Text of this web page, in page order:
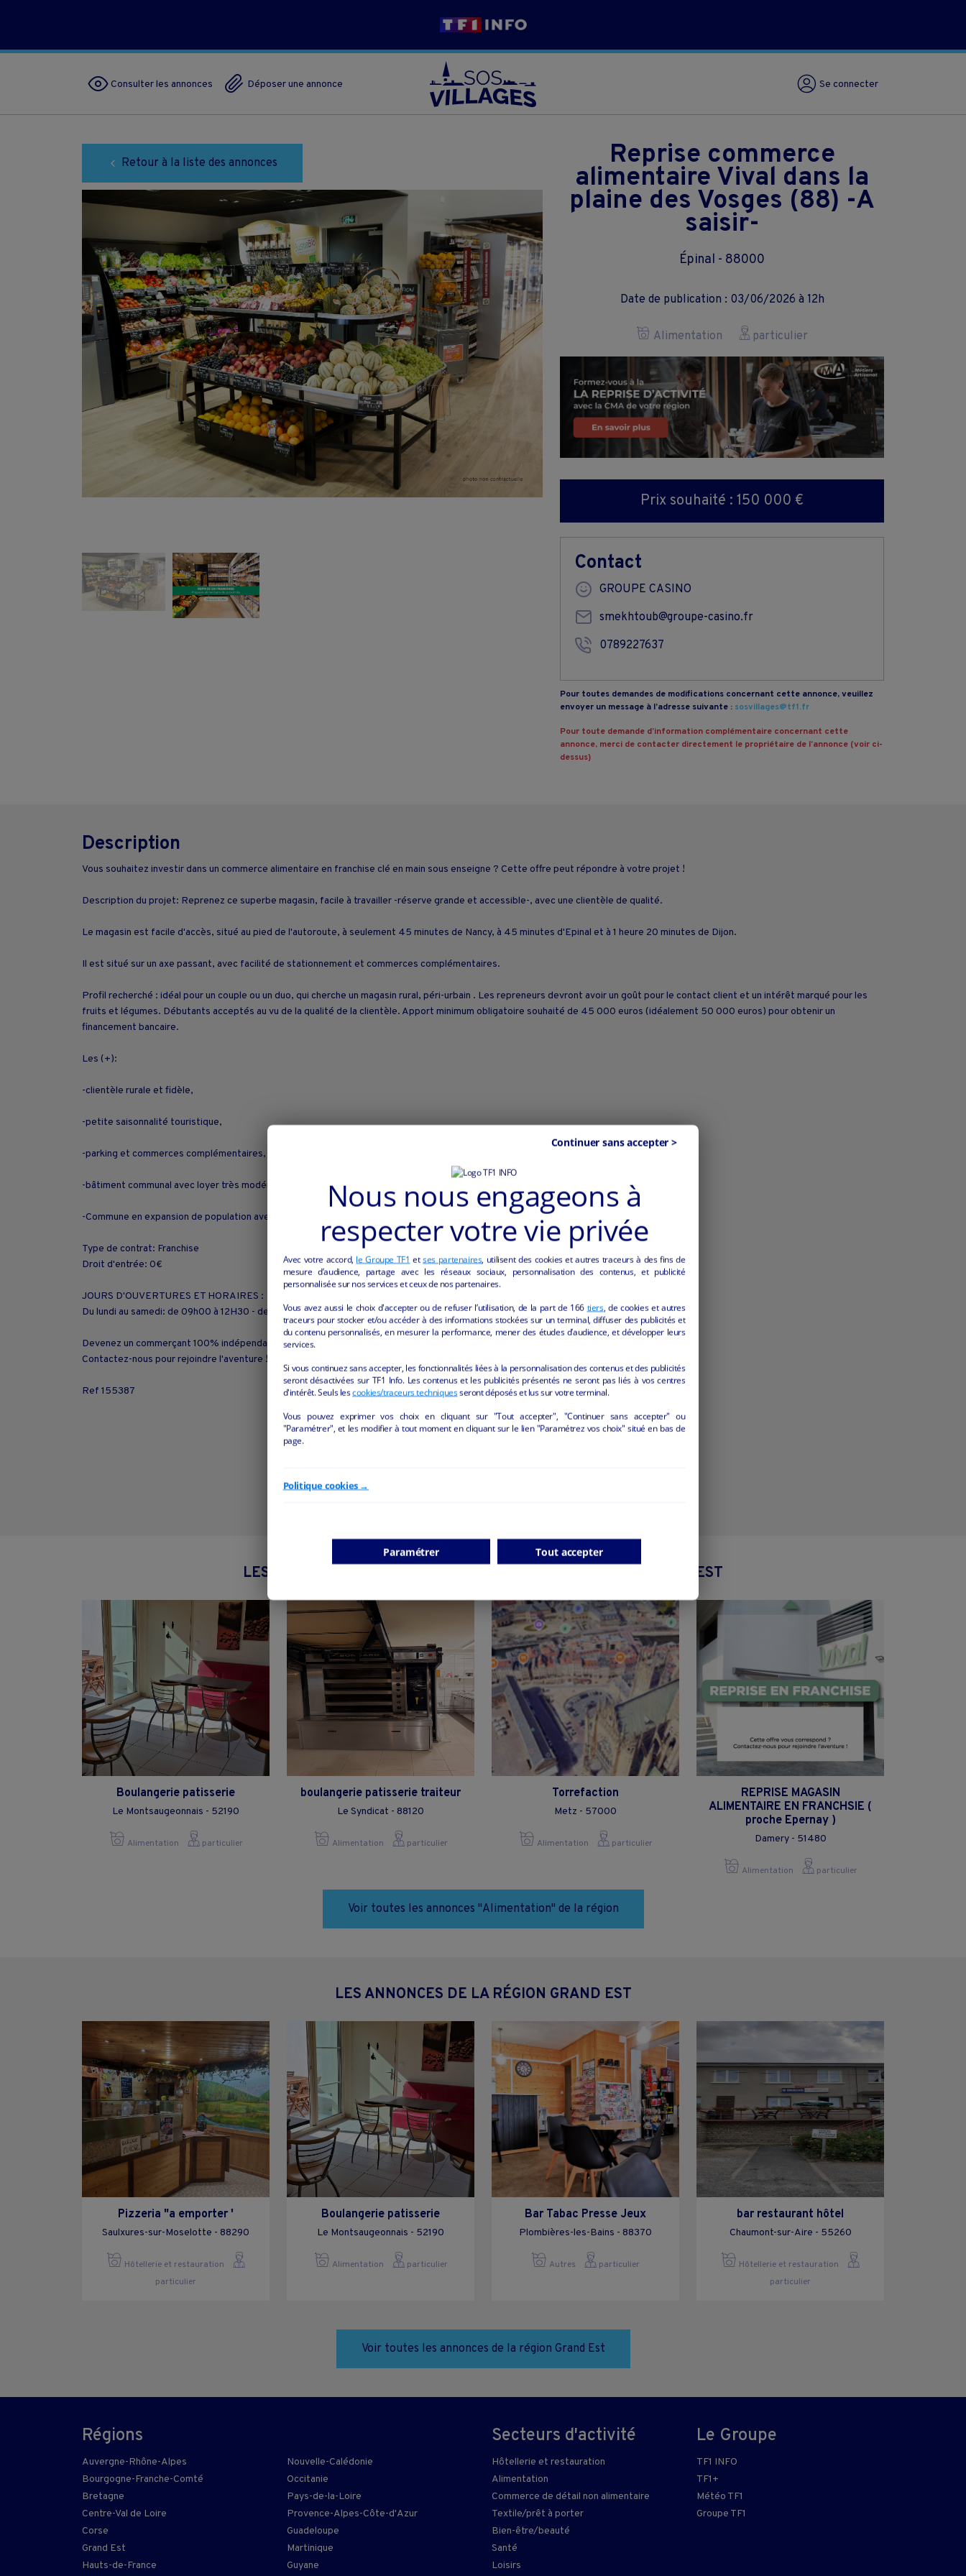
Consulter les annonces Déposer une annonce Se connecter
Retour à la liste des annonces Reprise commerce
alimentaire Vival dans la
plaine des Vosges (88) -A
saisir-
Épinal - 88000
Date de publication : 03/06/2026 à 12h
Alimentation particulier
Prix souhaité : 150 000 €
Contact
GROUPE CASINO
smekhtoub@groupe-casino.fr
0789227637
Pour toutes demandes de modifications concernant cette annonce, veuillez
envoyer un message à l’adresse suivante : sosvillages@tf1.fr
Pour toute demande d’information complémentaire concernant cette
annonce, merci de contacter directement le propriétaire de l’annonce (voir ci-
dessus)
Description
Vous souhaitez investir dans un commerce alimentaire en franchise clé en main sous enseigne ? Cette offre peut répondre à votre projet !
Description du projet: Reprenez ce superbe magasin, facile à travailler -réserve grande et accessible-, avec une clientèle de qualité.
Le magasin est facile d'accès, situé au pied de l'autoroute, à seulement 45 minutes de Nancy, à 45 minutes d'Epinal et à 1 heure 20 minutes de Dijon.
Il est situé sur un axe passant, avec facilité de stationnement et commerces complémentaires.
Profil recherché : idéal pour un couple ou un duo, qui cherche un magasin rural, péri-urbain . Les repreneurs devront avoir un goût pour le contact client et un intérêt marqué pour les
fruits et légumes. Débutants acceptés au vu de la qualité de la clientèle. Apport minimum obligatoire souhaité de 45 000 euros (idéalement 50 000 euros) pour obtenir un
financement bancaire.
Les (+):
-clientèle rurale et fidèle,
-petite saisonnalité touristique,
-parking et commerces complémentaires,
-bâtiment communal avec loyer très modéré, (loyer communiqué en TTC)
-Commune en expansion de population avec de nombreuses constructions neuves en cours et à venir !
Type de contrat: Franchise
Droit d'entrée: 0€
JOURS D'OUVERTURES ET HORAIRES :
Du lundi au samedi: de 09h00 à 12H30 - de 15h à 19h15 Dimanche et jours fériés : de 09h00 à 13h00
Devenez un commerçant 100% indépendant ! Cette offre vous correspond ?
Contactez-nous pour rejoindre l'aventure !
Ref 155387
LES AUTRES ANNONCES "ALIMENTATION" DE LA REGION GRAND EST
Boulangerie patisserie
Le Montsaugeonnais - 52190
Alimentation particulier
boulangerie patisserie traiteur
Le Syndicat - 88120
Alimentation particulier
Torrefaction
Metz - 57000
Alimentation particulier
REPRISE MAGASIN
ALIMENTAIRE EN FRANCHSIE (
proche Epernay )
Damery - 51480
Alimentation particulier
Voir toutes les annonces "Alimentation" de la région
LES ANNONCES DE LA RÉGION GRAND EST
Pizzeria "a emporter '
Saulxures-sur-Moselotte - 88290
Hôtellerie et restauration
particulier
Boulangerie patisserie
Le Montsaugeonnais - 52190
Alimentation particulier
Bar Tabac Presse Jeux
Plombières-les-Bains - 88370
Autres particulier
bar restaurant hôtel
Chaumont-sur-Aire - 55260
Hôtellerie et restauration
particulier
Voir toutes les annonces de la région Grand Est
Régions
Auvergne-Rhône-Alpes
Bourgogne-Franche-Comté
Bretagne
Centre-Val de Loire
Corse
Grand Est
Hauts-de-France
Nouvelle-Calédonie
Occitanie
Pays-de-la-Loire
Provence-Alpes-Côte-d'Azur
Guadeloupe
Martinique
Guyane
Secteurs d'activité
Hôtellerie et restauration
Alimentation
Commerce de détail non alimentaire
Textile/prêt à porter
Bien-être/beauté
Santé
Loisirs
Le Groupe
TF1 INFO
TF1+
Météo TF1
Groupe TF1
Nous nous engageons à
respecter votre vie privée
Avec votre accord, le Groupe TF1 etses partenaires, utilisent des cookies et autres traceurs à des fins de
mesure d’audience, partage avec les réseaux sociaux, personnalisation des contenus, et publicité
personnalisée sur nos services et ceux de nos partenaires.
Vous avez aussi le choix d'accepter ou de refuser l’utilisation, de la part de 166 tiers, de cookies et autres
traceurs pour stocker et/ou accéder à des informations stockées sur un terminal, diffuser des publicités et
du contenu personnalisés, en mesurer la performance, mener des études d’audience, et développer leurs
services.
Si vous continuez sans accepter, les fonctionnalités liées à la personnalisation des contenus et des publicités
seront désactivées sur TF1 Info. Les contenus et les publicités présentés ne seront pas liés à vos centres
d'intérêt. Seuls lescookies/traceurs techniquesseront déposés et lus sur votre terminal.
Vous pouvez exprimer vos choix en cliquant sur "Tout accepter", "Continuer sans accepter" ou
"Paramétrer", et les modifier à tout moment en cliquant sur le lien "Paramétrez vos choix" situé en bas de
page.
Politique cookies →
Paramétrer
Continuer sans accepter >
Tout accepter